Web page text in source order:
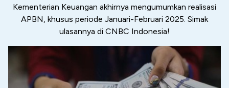
Kementerian Keuangan akhirnya mengumumkan realisasi
APBN, khusus periode Januari-Februari 2025. Simak
ulasannya di CNBC Indonesia!